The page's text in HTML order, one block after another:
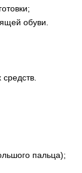
обуви.
пальца);